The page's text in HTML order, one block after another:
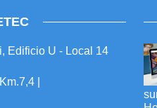
Edificio U - Local 14
|